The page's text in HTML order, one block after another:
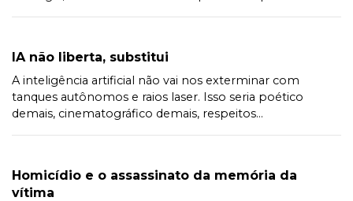
IA não liberta, substitui
A inteligência artificial não vai nos exterminar com
tanques autônomos e raios laser. Isso seria poético
demais, cinematográfico demais, respeitos...
Homicídio e o assassinato da memória da
vítima